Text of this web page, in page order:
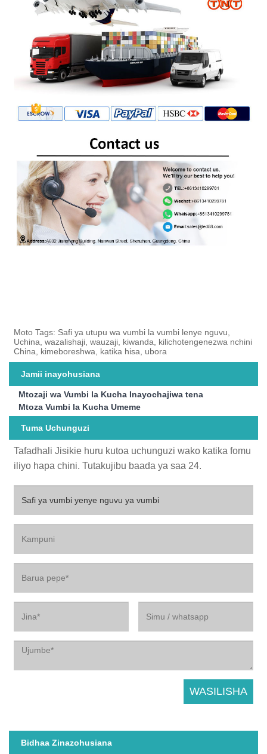
Moto Tags: Safi ya utupu wa vumbi la vumbi lenye nguvu,
Uchina, wazalishaji, wauzaji, kiwanda, kilichotengenezwa nchini
China, kimeboreshwa, katika hisa, ubora
Jamii inayohusiana
Mtozaji wa Vumbi la Kucha Inayochajiwa tena
Mtoza Vumbi la Kucha Umeme
Tuma Uchunguzi
Tafadhali Jisikie huru kutoa uchunguzi wako katika fomu
iliyo hapa chini. Tutakujibu baada ya saa 24.
Bidhaa Zinazohusiana